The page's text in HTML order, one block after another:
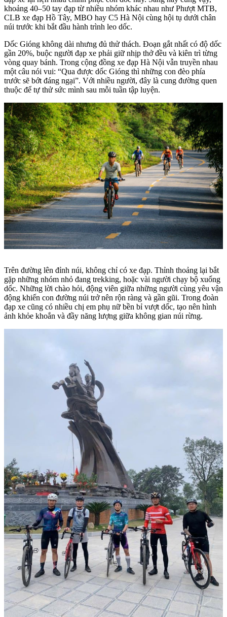
khoảng 40–50 tay đạp từ nhiều nhóm khác nhau như Phượt MTB,
CLB xe đạp Hồ Tây, MBO hay C5 Hà Nội cùng hội tụ dưới chân
núi trước khi bắt đầu hành trình leo dốc.
Dốc Gióng không dài nhưng đủ thử thách. Đoạn gắt nhất có độ dốc
gần 20%, buộc người đạp xe phải giữ nhịp thở đều và kiên trì từng
vòng quay bánh. Trong cộng đồng xe đạp Hà Nội vẫn truyền nhau
một câu nói vui: “Qua được dốc Gióng thì những con đèo phía
trước sẽ bớt đáng ngại”. Với nhiều người, đây là cung đường quen
thuộc để tự thử sức mình sau mỗi tuần tập luyện.
Trên đường lên đỉnh núi, không chỉ có xe đạp. Thỉnh thoảng lại bắt
gặp những nhóm nhỏ đang trekking, hoặc vài người chạy bộ xuống
dốc. Những lời chào hỏi, động viên giữa những người cùng yêu vận
động khiến con đường núi trở nên rộn ràng và gần gũi. Trong đoàn
đạp xe cũng có nhiều chị em phụ nữ bền bỉ vượt dốc, tạo nên hình
ảnh khỏe khoắn và đầy năng lượng giữa không gian núi rừng.